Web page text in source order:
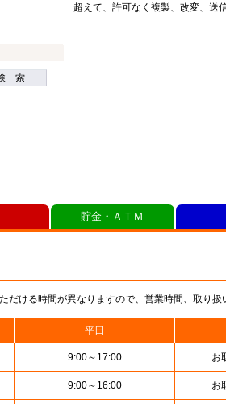
索
超えて、許可なく複製、改変、送
ける時間が異なりますので、営業時間、取り扱
平日
9:00～17:00 お
9:00～16:00 お
貯金・ＡＴＭ